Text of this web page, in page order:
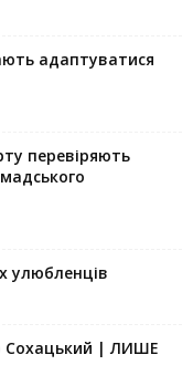
адаптуватися
перевіряють
улюбленців
Сохацький | ЛИШЕ